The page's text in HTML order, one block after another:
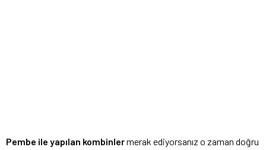
Pembe ile yapılan kombinlermerak ediyorsanız o zaman doğru